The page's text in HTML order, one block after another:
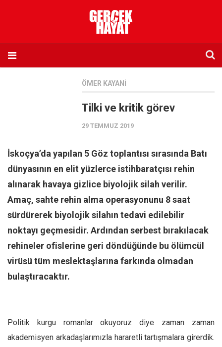
Satış noktası listesi
Sosyal Medya
Twitter
Facebook
Instagram
YouTube
Editörden
Mahmut Toptaş
ÖMER KAYANI
Tilki ve kritik görev
29 TEMMUZ 2019
İskoçya’da yapılan 5 Göz toplantısı sırasında Batı
dünyasının en elit yüzlerce istihbaratçısı rehin
alınarak havaya gizlice biyolojik silah verilir.
Amaç, sahte rehin alma operasyonunu 8 saat
sürdürerek biyolojik silahın tedavi edilebilir
noktayı geçmesidir. Ardından serbest bırakılacak
rehineler ofislerine geri döndüğünde bu ölümcül
virüsü tüm meslektaşlarına farkında olmadan
bulaştıracaktır.
Politik kurgu romanlar okuyoruz diye zaman zaman
akademisyen arkadaşlarımızla hararetli tartışmalara girerdik.